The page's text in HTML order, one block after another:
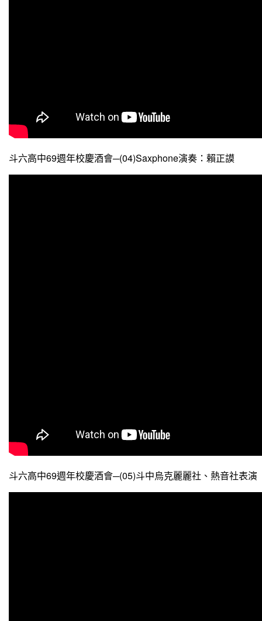
斗六高中69週年校慶酒會─(04)Saxphone演奏：賴正謨
斗六高中69週年校慶酒會─(05)斗中烏克麗麗社、熱音社表演